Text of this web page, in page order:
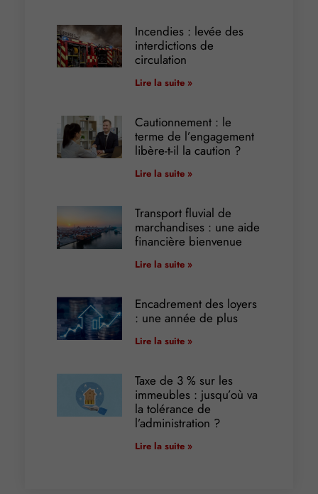
Incendies : levée des
interdictions de
circulation
Lire la suite »
Cautionnement : le
terme de l’engagement
libère-t-il la caution ?
Lire la suite »
Transport fluvial de
marchandises : une aide
financière bienvenue
Lire la suite »
Encadrement des loyers
: une année de plus
Lire la suite »
Taxe de 3 % sur les
immeubles : jusqu’où va
la tolérance de
l’administration ?
Lire la suite »